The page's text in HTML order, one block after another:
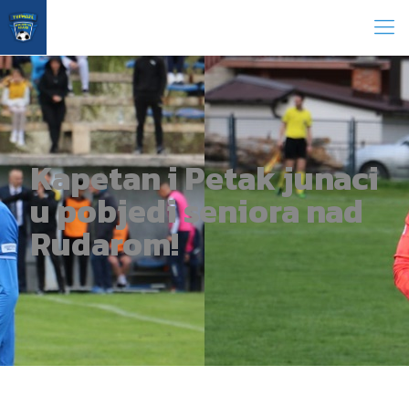
Kapetan i Petak junaci
u pobjedi seniora nad
Rudarom!